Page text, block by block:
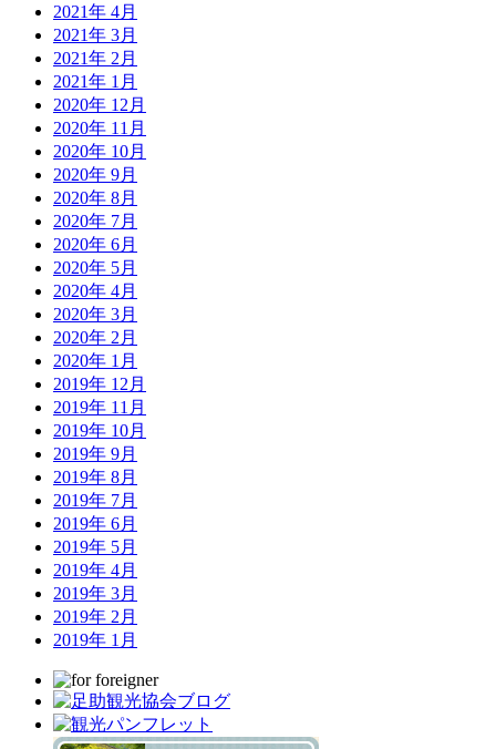
2021年 4月
2021年 3月
2021年 2月
2021年 1月
2020年 12月
2020年 11月
2020年 10月
2020年 9月
2020年 8月
2020年 7月
2020年 6月
2020年 5月
2020年 4月
2020年 3月
2020年 2月
2020年 1月
2019年 12月
2019年 11月
2019年 10月
2019年 9月
2019年 8月
2019年 7月
2019年 6月
2019年 5月
2019年 4月
2019年 3月
2019年 2月
2019年 1月